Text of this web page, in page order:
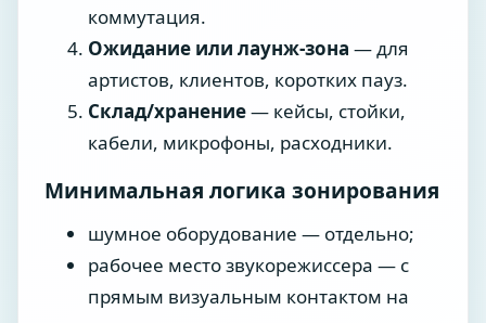
коммутация.
Ожидание или лаунж-зона — для
артистов, клиентов, коротких пауз.
Склад/хранение— кейсы, стойки,
кабели, микрофоны, расходники.
Минимальная логика зонирования
шумное оборудование — отдельно;
рабочее место звукорежиссера — с
прямым визуальным контактом на